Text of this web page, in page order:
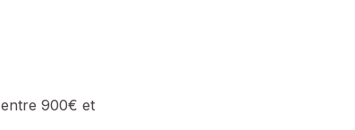
entre 900€ et